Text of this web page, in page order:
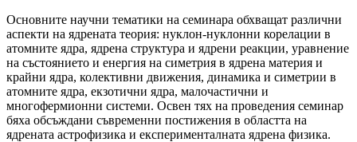
Основните научни тематики на семинара обхващат различни
аспекти на ядрената теория: нуклон-нуклонни корелации в
атомните ядра, ядрена структура и ядрени реакции, уравнение
на състоянието и енергия на симетрия в ядрена материя и
крайни ядра, колективни движения, динамика и симетрии в
атомните ядра, екзотични ядра, малочастични и
многофермионни системи. Освен тях на проведения семинар
бяха обсъждани съвременни постижения в областта на
ядрената астрофизика и експерименталната ядрена физика.